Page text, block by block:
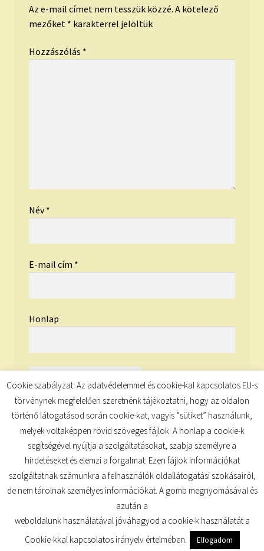
Az e-mail címet nem tesszük közzé. A kötelező
mezőket * karakterrel jelöltük
Hozzászólás *
Név*
E-mail cím *
Honlap
© TUDATKULCS 2026
Cookie szabályzat: Az adatvédelemmel és cookie-kal kapcsolatos EU-s
törvénynek megfelelően szeretnénk tájékoztatni, hogy az oldalon
történő látogatásod során cookie-kat, vagyis “sütiket” használunk,
melyek voltaképpen rövid szöveges fájlok. A honlap a cookie-k
segítségével nyújtja a szolgáltatásokat, szabja személyre a
hirdetéseket és elemzi a forgalmat. Ezen fájlok információkat
szolgáltatnak számunkra a felhasználók oldallátogatási szokásairól,
de nem tárolnak személyes információkat. A gomb megnyomásával és
azután a
weboldalunk használatával jóváhagyod a cookie-k használatát a
Cookie-kkal kapcsolatos irányelv értelmében.
Elfogadom